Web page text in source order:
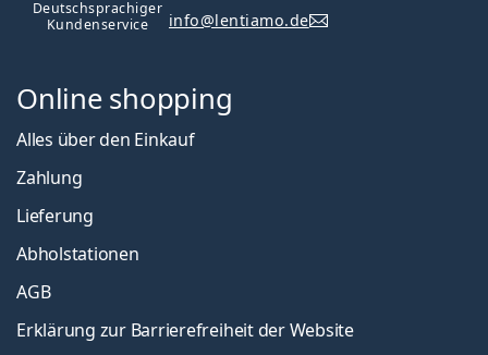
Persol
Alle Marken
Deutschsprachiger
Kundenservice
info@lentiamo.de
Online shopping
Alles über den Einkauf
Zahlung
Lieferung
Abholstationen
AGB
Erklärung zur Barrierefreiheit der Website